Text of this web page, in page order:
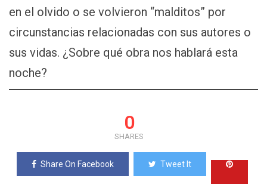
en el olvido o se volvieron “malditos” por
circunstancias relacionadas con sus autores o
sus vidas. ¿Sobre qué obra nos hablará esta
noche?
0
SHARES
Share On Facebook Tweet It